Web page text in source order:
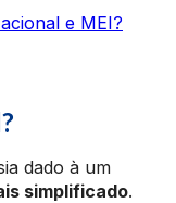
e MEI?
dado à um
simplificado.